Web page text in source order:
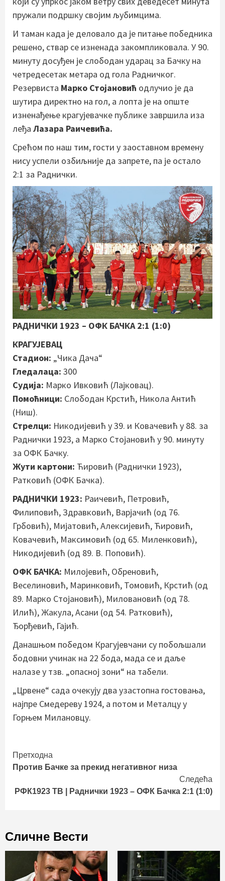
пружали подршку својим љубимцима.
И таман када је деловало да је питање победника
решено, ствар се изненада закомпликовала. У 90.
минуту досуђен је слободан ударац за Бачку на
четредесетак метара од гола Радничког.
Резервиста Марко Стојановић одлучио је да
шутира директно на гол, а лопта је на опште
изненађење крагујевачке публике завршила иза
леђа Лазара Раичевића.
Срећом по наш тим, гости у заоставном времену
нису успели озбиљније да запрете, па је остало
2:1 за Раднички.
РАДНИЧКИ 1923 – ОФК БАЧКА 2:1 (1:0)
КРАГУЈЕВАЦ
Стадион: „Чика Дача“
Гледалаца: 300
Судија: Марко Ивковић (Лајковац).
Помоћници: Слободан Крстић, Никола Антић
(Ниш).
Стрелци: Никодијевић у 39. и Ковачевић у 88. за
Раднички 1923, а Марко Стојановић у 90. минуту
за ОФК Бачку.
Жути картони: Ћировић (Раднички 1923),
Ратковић (ОФК Бачка).
РАДНИЧКИ 1923: Раичевић, Петровић,
Филиповић, Здравковић, Варјачић (од 76.
Грбовић), Мијатовић, Алексијевић, Ћировић,
Ковачевић, Максимовић (од 65. Миленковић),
Никодијевић (од 89. В. Поповић).
ОФК БАЧКА: Милојевић, Обреновић,
Веселиновић, Маринковић, Томовић, Крстић (од
89. Марко Стојановић), Миловановић (од 78.
Илић), Жакула, Асани (од 54. Ратковић),
Ђорђевић, Гајић.
Данашњом победом Крагујевчани су побољшали
бодовни учинак на 22 бода, мада се и даље
налазе у тзв. „опасној зони“ на табели.
„Црвене“ сада очекују два узастопна гостовања,
најпре Смедереву 1924, а потом и Металцу у
Горњем Милановцу.
Continue
Reading
Претходна
Против Бачке за прекид негативног низа
Следећа
РФК1923 ТВ | Раднички 1923 – ОФК Бачка 2:1 (1:0)
Сличне Вести